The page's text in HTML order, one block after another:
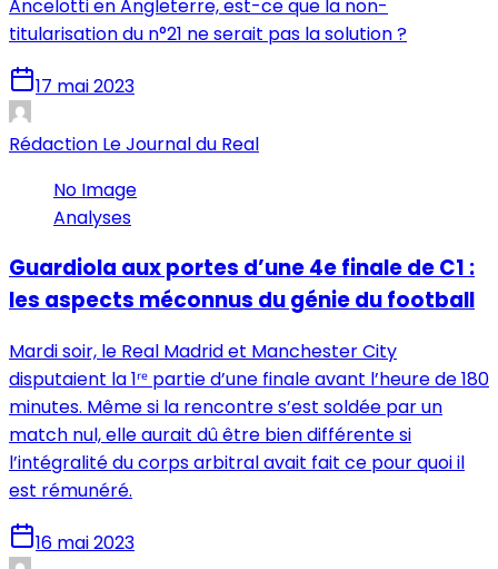
Ancelotti en Angleterre, est-ce que la non-
titularisation du n°21 ne serait pas la solution ?
17 mai 2023
Rédaction Le Journal du Real
No Image
Analyses
Guardiola aux portes d’une 4e finale de C1 :
les aspects méconnus du génie du football
Mardi soir, le Real Madrid et Manchester City
disputaient la 1ʳᵉ partie d’une finale avant l’heure de 180
minutes. Même si la rencontre s’est soldée par un
match nul, elle aurait dû être bien différente si
l’intégralité du corps arbitral avait fait ce pour quoi il
est rémunéré.
16 mai 2023